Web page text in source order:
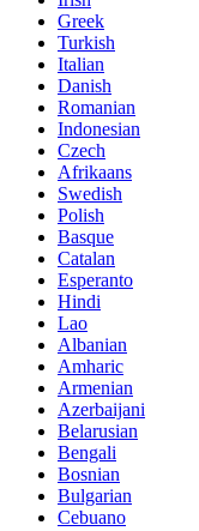
Greek
Turkish
Italian
Danish
Romanian
Indonesian
Czech
Afrikaans
Swedish
Polish
Basque
Catalan
Esperanto
Hindi
Lao
Albanian
Amharic
Armenian
Azerbaijani
Belarusian
Bengali
Bosnian
Bulgarian
Cebuano